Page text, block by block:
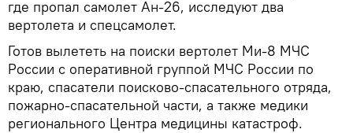
где пропал самолет Ан-26, исследуют два
вертолета и спецсамолет.
Готов вылететь на поиски вертолет Ми-8 МЧС
России с оперативной группой МЧС России по
краю, спасатели поисково-спасательного отряда,
пожарно-спасательной части, а также медики
регионального Центра медицины катастроф.